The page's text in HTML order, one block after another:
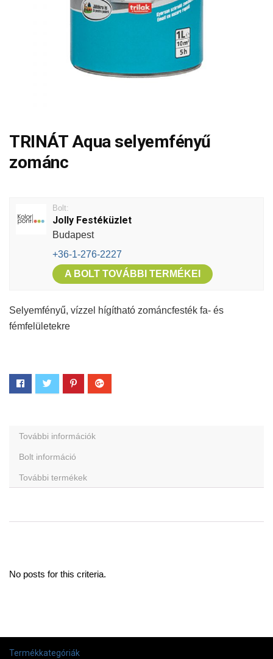
TRINÁT Aqua selyemfényű
zománc
Bolt:
Jolly Festéküzlet
Budapest
+36-1-276-2227
A BOLT TOVÁBBI TERMÉKEI
Selyemfényű, vízzel hígítható zománcfesték fa- és
fémfelületekre
További információk
Bolt információ
További termékek
No posts for this criteria.
Termékkategóriák